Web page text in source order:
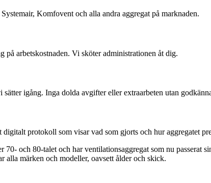
Komfovent och alla andra aggregat på marknaden.
på arbetskostnaden. Vi sköter administrationen åt dig.
igång. Inga dolda avgifter eller extraarbeten utan
digitalt protokoll som visar vad som gjorts och hur aggregatet
och 80-talet och har ventilationsaggregat som nu passerat
alla märken och modeller, oavsett ålder och skick.